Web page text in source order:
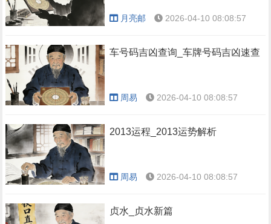
月亮邮 2026-04-10 08:08:57
车号码吉凶查询_车牌号码吉凶速查
周易 2026-04-10 08:08:57
2013运程_2013运势解析
周易 2026-04-10 08:08:57
贞水_贞水新篇